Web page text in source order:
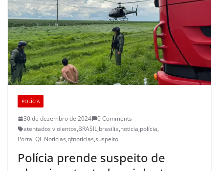
POLÍCIA
30 de dezembro de 2024
0 Comments
atentados violentos,BRASIL,brasília,noticia,polícia,
Portal QF Notícias,qfnotícias,suspeito
Polícia prende suspeito de